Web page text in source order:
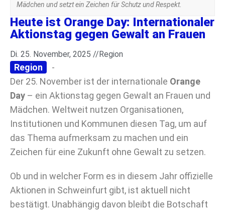
Mädchen und setzt ein Zeichen für Schutz und Respekt.
Heute ist Orange Day: Internationaler
Aktionstag gegen Gewalt an Frauen
Di. 25. November, 2025 //Region
Region
-
Der 25. November ist der internationale Orange
Day – ein Aktionstag gegen Gewalt an Frauen und
Mädchen. Weltweit nutzen Organisationen,
Institutionen und Kommunen diesen Tag, um auf
das Thema aufmerksam zu machen und ein
Zeichen für eine Zukunft ohne Gewalt zu setzen.
Ob und in welcher Form es in diesem Jahr offizielle
Aktionen in Schweinfurt gibt, ist aktuell nicht
bestätigt. Unabhängig davon bleibt die Botschaft